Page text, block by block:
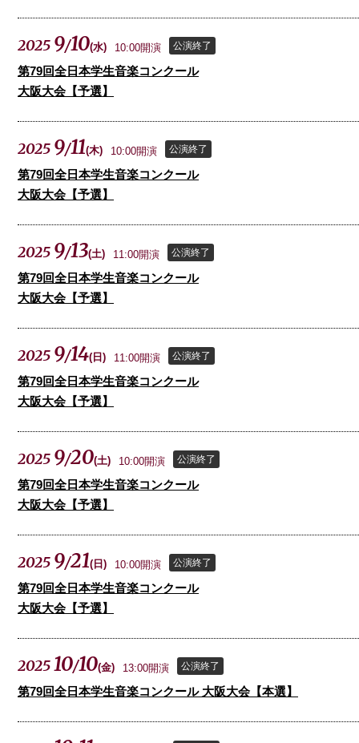
2025 9/10(水) 10:00開演 公演終了
第79回全日本学生音楽コンクール
大阪大会【予選】
2025 9/11(木) 10:00開演 公演終了
第79回全日本学生音楽コンクール
大阪大会【予選】
2025 9/13(土) 11:00開演 公演終了
第79回全日本学生音楽コンクール
大阪大会【予選】
2025 9/14( 日 ) 11:00開演 公演終了
第79回全日本学生音楽コンクール
大阪大会【予選】
2025 9/20(土) 10:00開演 公演終了
第79回全日本学生音楽コンクール
大阪大会【予選】
2025 9/21( 日 ) 10:00開演 公演終了
第79回全日本学生音楽コンクール
大阪大会【予選】
202510/10(金) 13:00開演 公演終了
第79回全日本学生音楽コンクール 大阪大会【本選】